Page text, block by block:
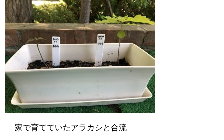
家で育てていたアラカシと合流